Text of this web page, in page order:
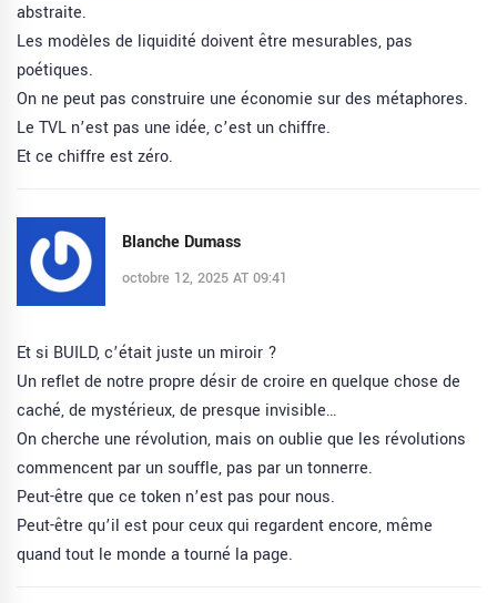
abstraite.
Les modèles de liquidité doivent être mesurables, pas
poétiques.
On ne peut pas construire une économie sur des métaphores.
Le TVL n’est pas une idée, c’est un chiffre.
Et ce chiffre est zéro.
Blanche Dumass
octobre 12, 2025 AT 09:41
Et si BUILD, c’était juste un miroir ?
Un reflet de notre propre désir de croire en quelque chose de
caché, de mystérieux, de presque invisible…
On cherche une révolution, mais on oublie que les révolutions
commencent par un souffle, pas par un tonnerre.
Peut-être que ce token n’est pas pour nous.
Peut-être qu’il est pour ceux qui regardent encore, même
quand tout le monde a tourné la page.